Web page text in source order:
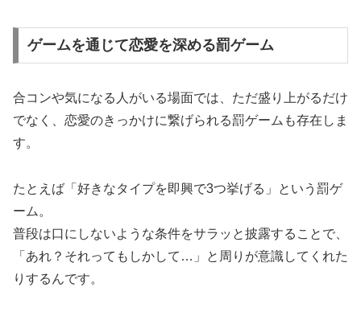
ゲームを通じて恋愛を深める罰ゲーム
合コンや気になる人がいる場面では、ただ盛り上がるだけ
でなく、恋愛のきっかけに繋げられる罰ゲームも存在しま
す。
たとえば「好きなタイプを即興で3つ挙げる」という罰ゲ
ーム。
普段は口にしないような条件をサラッと披露することで、
「あれ？それってもしかして…」と周りが意識してくれた
りするんです。